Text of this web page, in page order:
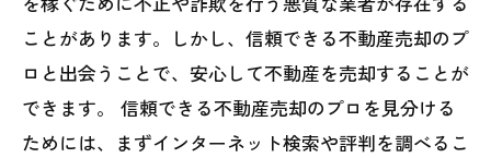
ことがあります。しかし、信頼できる不動産売却のプ
ロと出会うことで、安心して不動産を売却することが
できます。 信頼できる不動産売却のプロを見分ける
ためには、まずインターネット検索や評判を調べるこ